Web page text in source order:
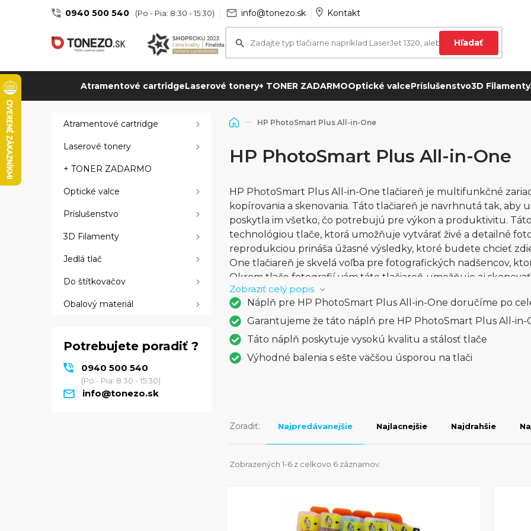
0940 500 540 (Po - Pia: 8:30 - 15:30) info@tonezo.sk Kontakt
Hľadať
Atramentové cartridgeLaserové tonery+ TONER ZADARMOOptické valcePríslušenstvo3D Filamenty
Atramentové cartridge
Laserové tonery
+ TONER ZADARMO
Optické valce
Príslušenstvo
3D Filamenty
Jedlá tlač
Do štítkovačov
Obalový materiál
Potrebujete poradiť ?
0940 500 540
(Po - Pia: 8:30 - 15:30)
info@tonezo.sk
HP PhotoSmart Plus All-in-One
HP PhotoSmart Plus All-in-One
HP PhotoSmart Plus All-in-One tlačiareň je multifunkčné
kopírovania a skenovania. Táto tlačiareň je navrhnutá tak,
poskytla im všetko, čo potrebujú pre výkon a produktivitu.
technológiou tlače, ktorá umožňuje vytvárať živé a detailné
reprodukciou prináša úžasné výsledky, ktoré budete chcieť
One tlačiareň je skvelá voľba pre fotografických nadšencov,
Okrem tlače fotografií vám táto tlačiareň umožňuje aj
presnosťou vám poskytne vynikajúce výsledky bez
je spoľahlivý a efektívny nástroj, ktorý vám uľahčí prácu a zvýši
ovládaním a praktickými funkciami je ideálna pre domáce
potrebujete tlačiť, kopírovať alebo skenovať, HP PhotoSmart
čo potrebujete pre dokonalé výsledky. S jej výkonnými
tlačiareň skvelou voľbou pre každého, kto očakáva maximálnu
Zobraziť celý popis
Náplň pre HP PhotoSmart Plus All-in-One doručíme po
Garantujeme že táto náplň pre HP PhotoSmart Plus All-
Táto náplň poskytuje vysokú kvalitu a stálosť tlače
Výhodné balenia s ešte väčšou úsporou na tlači
Zoradiť: Najpredávanejšie Najlacnejšie Najdrahšie
Zobrazených 1-6 z celkovo 6 záznamov.